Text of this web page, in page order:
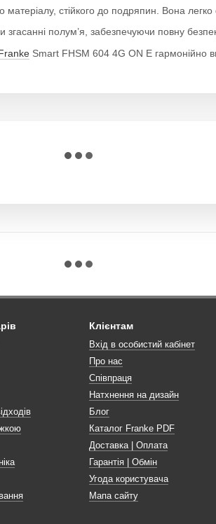
стійкого до подряпин. Вона
полум’я, забезпечуючи повну
Smart FHSM 604 4G ON E гармонійно
Клієнтам
Вхід в особистий кабінет
Про нас
Співпраця
Натхнення на дизайн
Блог
Каталог Franke PDF
Доставка | Оплата
Гарантія | Обмін
Угода користувача
Мапа сайту